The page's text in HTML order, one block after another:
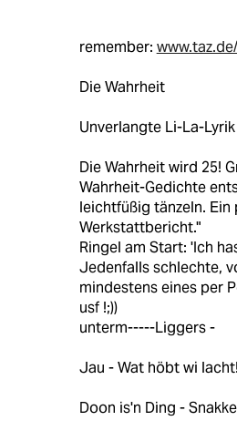
remember:
Die Wahrheit
Unverlangte Li-La-Lyrik
Die Wahrheit wird 25!
Wahrheit-Gedichte
leichtfüßig tänzeln.
Werkstattbericht."
Ringel am Start: 'Ich
Jedenfalls schlechte,
mindestens eines per
usf !;))
unterm-----Liggers -
Jau - Wat höbt wi lacht!
Doon is'n Ding -